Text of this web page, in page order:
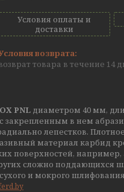
Условия оплаты и
доставки
товара в течение 14
PNL диаметром 40 мм,
в нем
лепестков.
материал карбид
поверхностей,
сложно поддающихся
и мокрого